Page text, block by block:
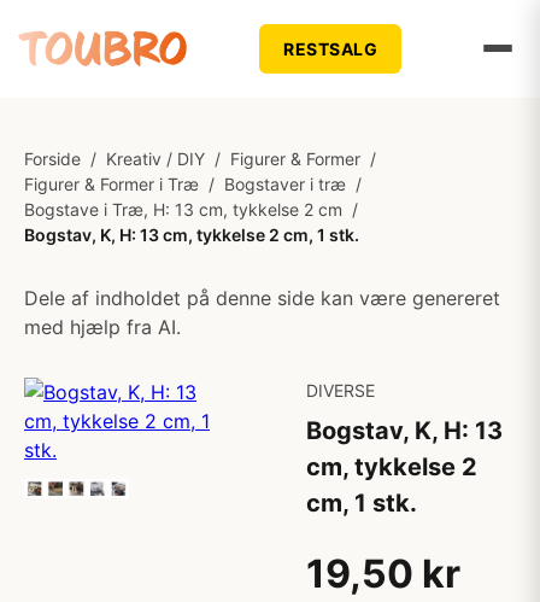
RESTSALG
Forside / Kreativ / DIY / Figurer & Former /
Figurer & Former i Træ / Bogstaver i træ /
Bogstave i Træ, H: 13 cm, tykkelse 2 cm /
Bogstav, K, H: 13 cm, tykkelse 2 cm, 1 stk.
Dele af indholdet på denne side kan være genereret
med hjælp fra AI.
DIVERSE
Bogstav, K, H: 13
cm, tykkelse 2
cm, 1 stk.
19,50 kr